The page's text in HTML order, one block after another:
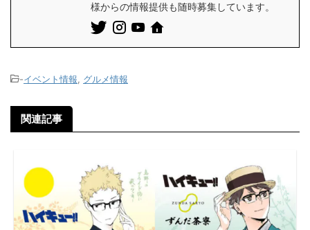
様からの情報提供も随時募集しています。
-イベント情報, グルメ情報
関連記事